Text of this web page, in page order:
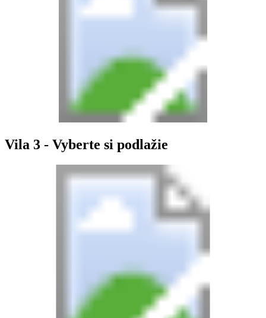
Vila 3 - Vyberte si podlažie